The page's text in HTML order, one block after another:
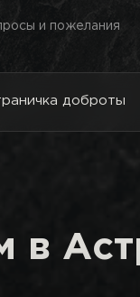
и пожелания
доброты
в